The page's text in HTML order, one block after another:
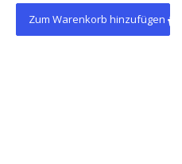
Zum Warenkorb hinzufügen